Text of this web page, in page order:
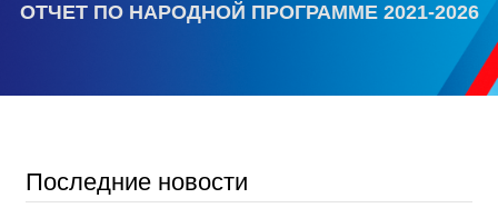
ОТЧЕТ ПО НАРОДНОЙ ПРОГРАММЕ 2021-2026
Последние новости